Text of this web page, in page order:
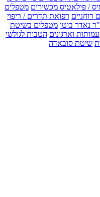
/ פילאטיס מכשירים מטפלים
רוחניים רפואת תדרים / ריפוי
נאדר בוטו מטפלים בשיטת
עמותות וארגונים הטבות לגולשי
שיטת סובאדה